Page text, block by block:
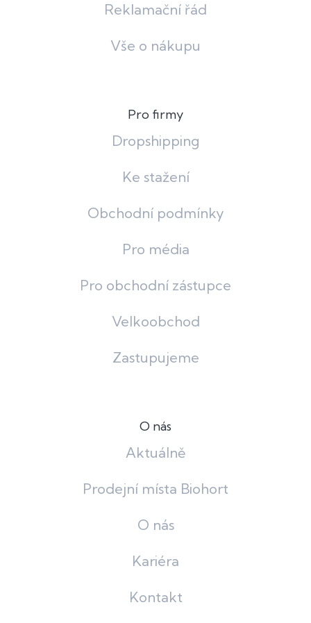
Reklamační řád
Vše o nákupu
Pro firmy
Dropshipping
Ke stažení
Obchodní podmínky
Pro média
Pro obchodní zástupce
Velkoobchod
Zastupujeme
O nás
Aktuálně
Prodejní místa Biohort
O nás
Kariéra
Kontakt